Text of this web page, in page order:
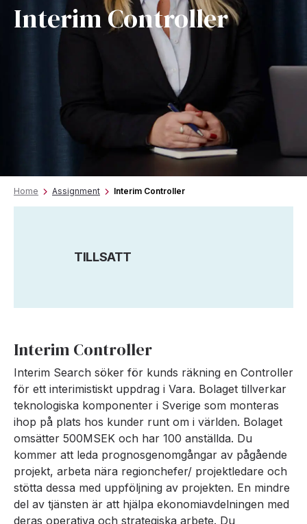
Interim Controller
Home Assignment Interim Controller
TILLSATT
Interim Controller
Interim Search söker för kunds räkning en Controller
för ett interimistiskt uppdrag i Vara. Bolaget tillverkar
teknologiska komponenter i Sverige som monteras
ihop på plats hos kunder runt om i världen. Bolaget
omsätter 500MSEK och har 100 anställda. Du
kommer att leda prognosgenomgångar av pågående
projekt, arbeta nära regionchefer/ projektledare och
stötta dessa med uppföljning av projekten. En mindre
del av tjänsten är att hjälpa ekonomiavdelningen med
deras operativa och strategiska arbete. Du